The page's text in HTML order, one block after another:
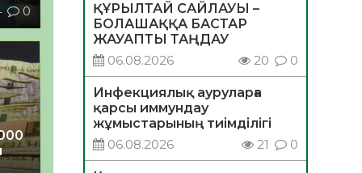
0
ҚҰРЫЛТАЙ САЙЛАУЫ –
БОЛАШАҚҚА БАСТАР
ЖАУАПТЫ ТАҢДАУ
06.08.2026
20 0
Инфекциялық ауруларға
қарсы иммундау
жұмыстарының тиімділігі
06.08.2026
21 0